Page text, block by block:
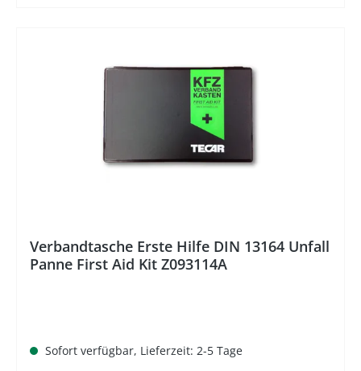
Verbandtasche Erste Hilfe DIN 13164 Unfall
Panne First Aid Kit Z093114A
Sofort verfügbar, Lieferzeit: 2-5 Tage